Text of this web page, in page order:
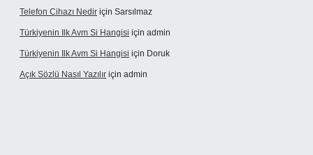
Telefon Cihazı Nedir için Sarsılmaz
Türkiyenin Ilk Avm Si Hangisi için admin
Türkiyenin Ilk Avm Si Hangisi için Doruk
Açık Sözlü Nasıl Yazılır için admin